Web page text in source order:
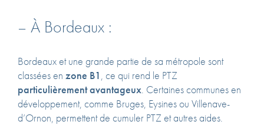
– À Bordeaux :
Bordeaux et une grande partie de sa métropole sont
classées en zone B1, ce qui rend le PTZ
particulièrement avantageux. Certaines communes en
développement, comme Bruges, Eysines ou Villenave-
d’Ornon, permettent de cumuler PTZ et autres aides.